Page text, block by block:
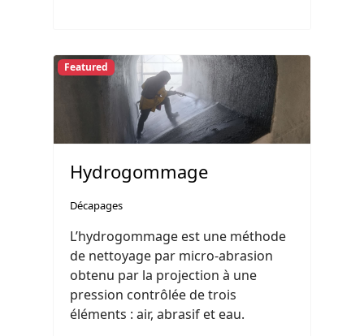
Featured
Hydrogommage
Décapages
L’hydrogommage est une méthode
de nettoyage par micro-abrasion
obtenu par la projection à une
pression contrôlée de trois
éléments : air, abrasif et eau.